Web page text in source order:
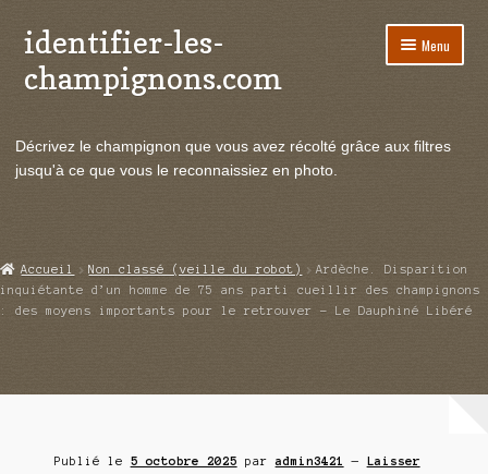
Aller
à
la
Aller
au
contenu
identifier-les-
champignons.com
Menu
le
Actualités
menu
enfant
Echanges et contacts
Ouvrir
le
menu
Mycologie
Ouvrir
Décrivez le champignon que vous avez récolté grâce aux filtres
jusqu'à ce que vous le reconnaissiez en photo.
Accueil Non classé (veille du robot)
Ardèche. Disparition
inquiétante d’un homme de 75 ans parti cueillir des champignons
: des moyens importants pour le retrouver – Le Dauphiné Libéré
Publié le 5 octobre 2025 paradmin3421 — Laisser